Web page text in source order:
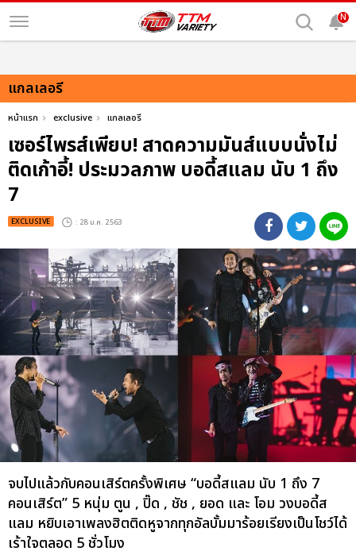
N
แกลเลอรี
หน้าแรก exclusive แกลเลอรี
เซอร์ไพรส์เพียบ! สาดความมันส์แบบนั่งไม่
ติดเก้าอี้! ประมวลภาพ บอดี้สแลม นับ 1 ถึง
7
EXCLUSIVE : 28 ม.ค. 2563
จบไปแล้วกับคอนเสิร์ตครั้งพิเศษ “บอดี้สแลม นับ 1 ถึง 7
คอนเสิร์ต” 5 หนุ่ม ตูน , ปิ๊ด , ชัช , ยอด และ โอม วงบอดี้ส
แลม หยิบเอาเพลงฮิตติดหูจากทุกอัลบั้มมาร้อยเรียงเป็นโชว์ได้
เร้าใจตลอด 5 ชั่วโมง